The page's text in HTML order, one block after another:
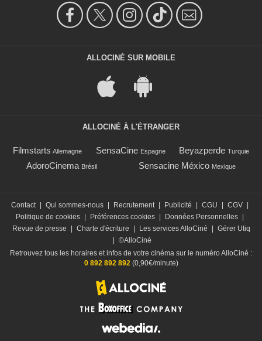
ALLOCINÉ SUR MOBILE
ALLOCINÉ À L'ÉTRANGER
Filmstarts Allemagne SensaCine Espagne Beyazperde Turquie
AdoroCinema Brésil Sensacine México Mexique
Contact Qui sommes-nous Recrutement Publicité CGU CGV
Politique de cookies
Préférences cookies Données Personnelles
Revue de presse
Charte d'écriture Les services AlloCiné
Gérer Utiq
©AlloCiné
Retrouvez tous les horaires et infos de votre cinéma sur le numéro AlloCiné :
0 892 892 892(0,90€/minute)